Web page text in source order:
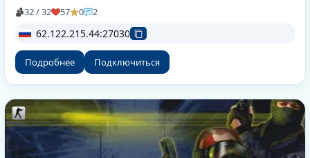
32 / 32 57 0 2
62.122.215.44:27030
Подробнее Подключиться